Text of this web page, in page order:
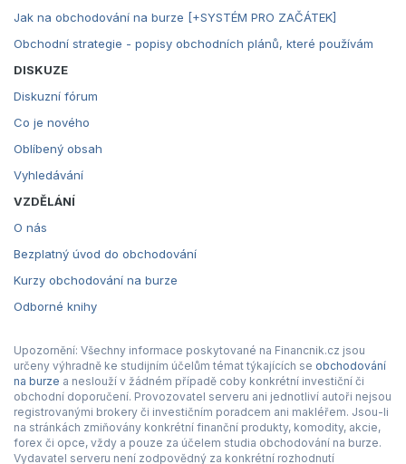
Jak na obchodování na burze [+SYSTÉM PRO ZAČÁTEK]
Obchodní strategie - popisy obchodních plánů, které používám
DISKUZE
Diskuzní fórum
Co je nového
Oblíbený obsah
Vyhledávání
VZDĚLÁNÍ
O nás
Bezplatný úvod do obchodování
Kurzy obchodování na burze
Odborné knihy
Upozornění: Všechny informace poskytované na Financnik.cz jsou
určeny výhradně ke studijním účelům témat týkajících se obchodování
na burze a neslouží v žádném případě coby konkrétní investiční či
obchodní doporučení. Provozovatel serveru ani jednotliví autoři nejsou
registrovanými brokery či investičním poradcem ani makléřem. Jsou-li
na stránkách zmiňovány konkrétní finanční produkty, komodity, akcie,
forex či opce, vždy a pouze za účelem studia obchodování na burze.
Vydavatel serveru není zodpovědný za konkrétní rozhodnutí